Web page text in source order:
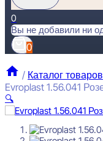
0
Вы не добавили ни
0
/ Каталог товаров
Evroplast 1.56.041
🔍